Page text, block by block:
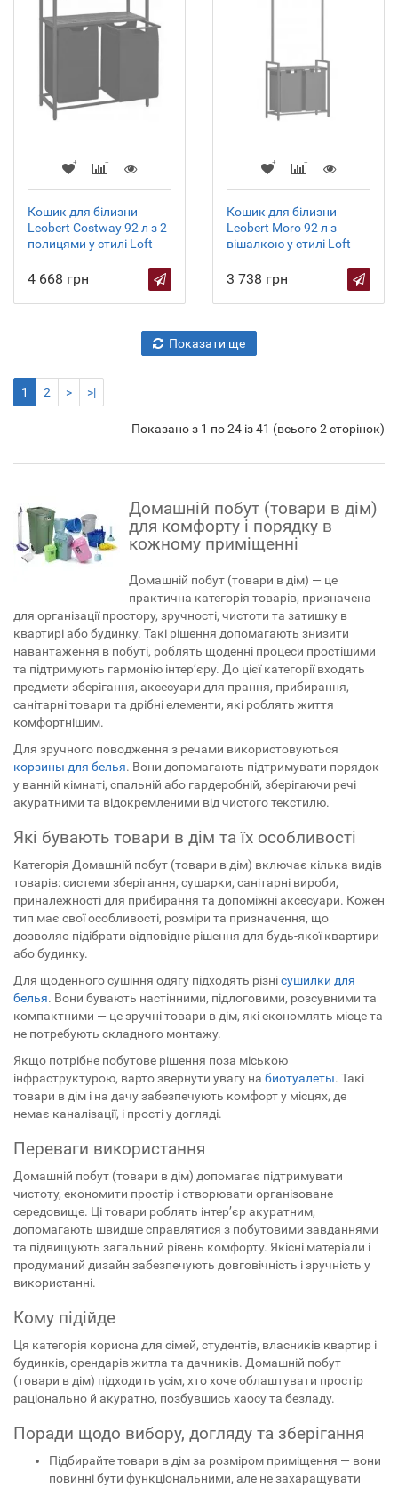
Кошик для білизни
Leobert Costway 92 л з 2
полицями у стилі Loft
4 668 грн
Кошик для білизни
Leobert Moro 92 л з
вішалкою у стилі Loft
3 738 грн
Показати ще
1 2 > >|
Показано з 1 по 24 із 41 (всього 2 сторінок)
Домашній побут (товари в дім)
для комфорту і порядку в
кожному приміщенні
Домашній побут (товари в дім) — це
практична категорія товарів, призначена
для організації простору, зручності, чистоти та затишку в
квартирі або будинку. Такі рішення допомагають знизити
навантаження в побуті, роблять щоденні процеси простішими
та підтримують гармонію інтер’єру. До цієї категорії входять
предмети зберігання, аксесуари для прання, прибирання,
санітарні товари та дрібні елементи, які роблять життя
комфортнішим.
Для зручного поводження з речами використовуються
корзины для белья. Вони допомагають підтримувати порядок
у ванній кімнаті, спальній або гардеробній, зберігаючи речі
акуратними та відокремленими від чистого текстилю.
Які бувають товари в дім та їх особливості
Категорія Домашній побут (товари в дім) включає кілька видів
товарів: системи зберігання, сушарки, санітарні вироби,
приналежності для прибирання та допоміжні аксесуари. Кожен
тип має свої особливості, розміри та призначення, що
дозволяє підібрати відповідне рішення для будь-якої квартири
або будинку.
Для щоденного сушіння одягу підходять різнісушилки для
белья. Вони бувають настінними, підлоговими, розсувними та
компактними — це зручні товари в дім, які економлять місце та
не потребують складного монтажу.
Якщо потрібне побутове рішення поза міською
інфраструктурою, варто звернути увагу на биотуалеты. Такі
товари в дім і на дачу забезпечують комфорт у місцях, де
немає каналізації, і прості у догляді.
Переваги використання
Домашній побут (товари в дім) допомагає підтримувати
чистоту, економити простір і створювати організоване
середовище. Ці товари роблять інтер’єр акуратним,
допомагають швидше справлятися з побутовими завданнями
та підвищують загальний рівень комфорту. Якісні матеріали і
продуманий дизайн забезпечують довговічність і зручність у
використанні.
Кому підійде
Ця категорія корисна для сімей, студентів, власників квартир і
будинків, орендарів житла та дачників. Домашній побут
(товари в дім) підходить усім, хто хоче облаштувати простір
раціонально й акуратно, позбувшись хаосу та безладу.
Поради щодо вибору, догляду та зберігання
Підбирайте товари в дім за розміром приміщення — вони
повинні бути функціональними, але не захаращувати